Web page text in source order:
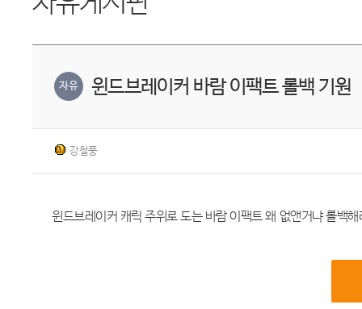
자유 윈드브레이커 바람 이팩트 롤백 기원
강철풍
윈드브레이커 캐릭 주위로 도는 바람 이팩트 왜 없앤거냐 롤백